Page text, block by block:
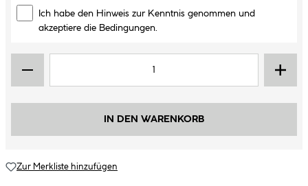
Ich habe den Hinweis zur Kenntnis genommen und
akzeptiere die Bedingungen.
IN DEN WARENKORB
Zur Merkliste hinzufügen